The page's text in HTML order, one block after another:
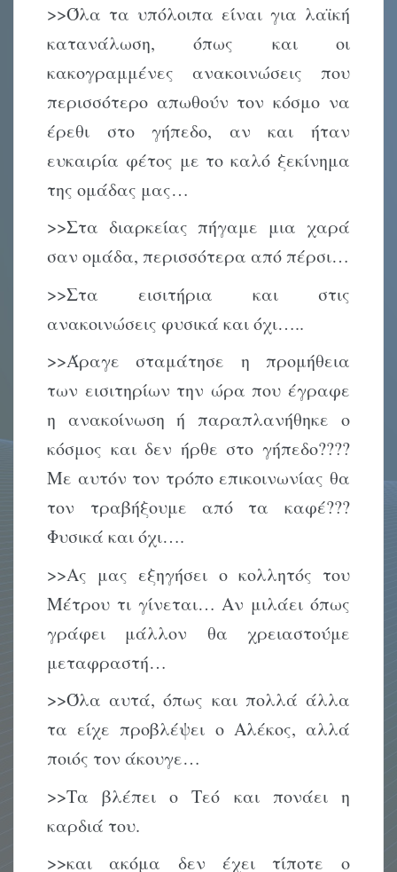
>>Όλα τα υπόλοιπα είναι για λαϊκή
κατανάλωση, όπως και οι
κακογραμμένες ανακοινώσεις που
περισσότερο απωθούν τον κόσμο να
έρεθι στο γήπεδο, αν και ήταν
ευκαιρία φέτος με το καλό ξεκίνημα
της ομάδας μας…
>>Στα διαρκείας πήγαμε μια χαρά
σαν ομάδα, περισσότερα από πέρσι…
>>Στα εισιτήρια και στις
ανακοινώσεις φυσικά και όχι…..
>>Άραγε σταμάτησε η προμήθεια
των εισιτηρίων την ώρα που έγραφε
η ανακοίνωση ή παραπλανήθηκε ο
κόσμος και δεν ήρθε στο γήπεδο????
Με αυτόν τον τρόπο επικοινωνίας θα
τον τραβήξουμε από τα καφέ???
Φυσικά και όχι….
>>Ας μας εξηγήσει ο κολλητός του
Μέτρου τι γίνεται… Αν μιλάει όπως
γράφει μάλλον θα χρειαστούμε
μεταφραστή…
>>Όλα αυτά, όπως και πολλά άλλα
τα είχε προβλέψει ο Αλέκος, αλλά
ποιός τον άκουγε…
>>Τα βλέπει ο Τεό και πονάει η
καρδιά του.
>>και ακόμα δεν έχει τίποτε ο